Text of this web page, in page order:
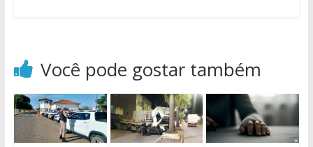
Você pode gostar também